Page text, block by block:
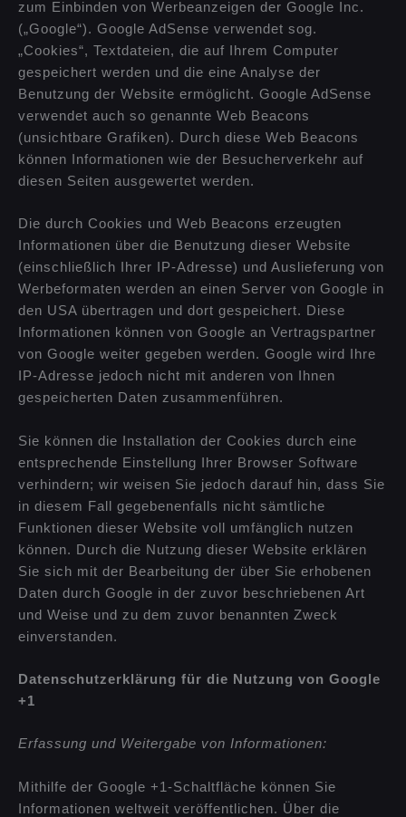
zum Einbinden von Werbeanzeigen der Google Inc.
(„Google“). Google AdSense verwendet sog.
„Cookies“, Textdateien, die auf Ihrem Computer
gespeichert werden und die eine Analyse der
Benutzung der Website ermöglicht. Google AdSense
verwendet auch so genannte Web Beacons
(unsichtbare Grafiken). Durch diese Web Beacons
können Informationen wie der Besucherverkehr auf
diesen Seiten ausgewertet werden.
Die durch Cookies und Web Beacons erzeugten
Informationen über die Benutzung dieser Website
(einschließlich Ihrer IP-Adresse) und Auslieferung von
Werbeformaten werden an einen Server von Google in
den USA übertragen und dort gespeichert. Diese
Informationen können von Google an Vertragspartner
von Google weiter gegeben werden. Google wird Ihre
IP-Adresse jedoch nicht mit anderen von Ihnen
gespeicherten Daten zusammenführen.
Sie können die Installation der Cookies durch eine
entsprechende Einstellung Ihrer Browser Software
verhindern; wir weisen Sie jedoch darauf hin, dass Sie
in diesem Fall gegebenenfalls nicht sämtliche
Funktionen dieser Website voll umfänglich nutzen
können. Durch die Nutzung dieser Website erklären
Sie sich mit der Bearbeitung der über Sie erhobenen
Daten durch Google in der zuvor beschriebenen Art
und Weise und zu dem zuvor benannten Zweck
einverstanden.
Datenschutzerklärung für die Nutzung von Google
+1
Erfassung und Weitergabe von Informationen:
Mithilfe der Google +1-Schaltfläche können Sie
Informationen weltweit veröffentlichen. Über die